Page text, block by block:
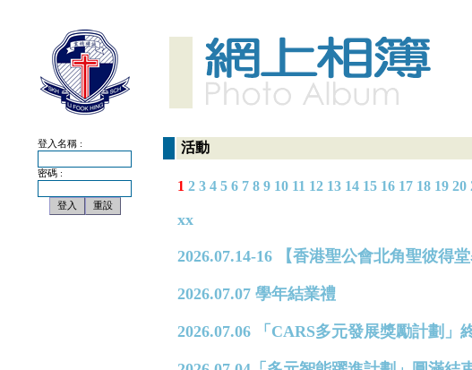
登入名稱 :
密碼 :
活動
1 2 3 4 5 6 7 8 9 10 11 12 13 14 15 16 17 18 19 20
xx
2026.07.14-16 【香港聖公會北角聖彼得
2026.07.07 學年結業禮
2026.07.06 「CARS多元發展獎勵計劃